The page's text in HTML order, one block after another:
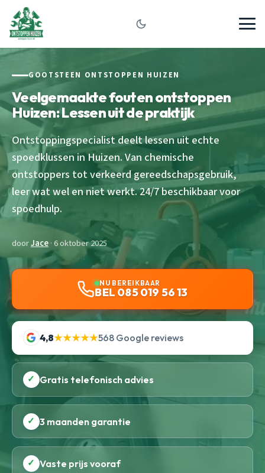
GOOTSTEEN ONTSTOPPEN HUIZEN
Veelgemaakte fouten ontstoppen
Huizen: Lessen uit de praktijk
Ontstoppingspecialist deelt lessen uit echte
spoedklussen in Huizen. Van chemische
ontstoppers tot verkeerd gereedschapsgebruik,
leer wat wel en niet werkt. 24/7 beschikbaar voor
spoedhulp.
doorJace· 6 oktober 2025
NU BEREIKBAAR
BEL 085 019 56 13
4,8★★★★★568 Google reviews
✓ Gratis telefonisch advies
✓ 3 maanden garantie
✓ Vaste prijs vooraf